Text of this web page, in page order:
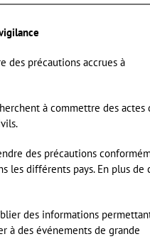
des précautions accrues à
à commettre des actes
des précautions
les différents pays. En plus de
des informations
à des événements de grande